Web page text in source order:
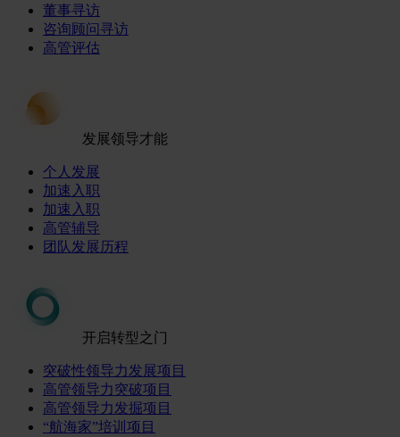
董事寻访
咨询顾问寻访
高管评估
发展领导才能
个人发展
加速入职
加速入职
高管辅导
团队发展历程
开启转型之门
突破性领导力发展项目
高管领导力突破项目
高管领导力发掘项目
“航海家”培训项目